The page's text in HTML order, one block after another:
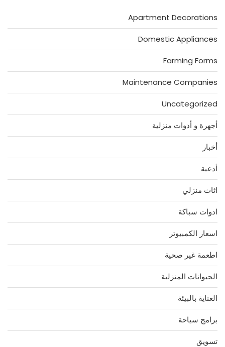
Apartment Decorations
Domestic Appliances
Farming Forms
Maintenance Companies
Uncategorized
أجهرة و أدوات منزلية
أخبار
أدعية
اثاث منزلي
ادوات سباكة
اسعار الكمبيوتر
اطعمة غير صحية
الحيوانات المنزلية
العناية بالبيئة
برامج سياحة
تسويق